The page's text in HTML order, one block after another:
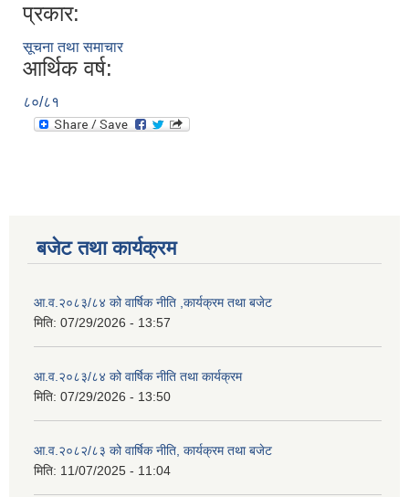
प्रकार:
सूचना तथा समाचार
आर्थिक वर्ष:
८०/८१
बजेट तथा कार्यक्रम
आ.व.२०८३/८४ को वार्षिक नीति ,कार्यक्रम तथा बजेट
मिति: 07/29/2026 - 13:57
आ.व.२०८३/८४ को वार्षिक नीति तथा कार्यक्रम
मिति: 07/29/2026 - 13:50
आ.व.२०८२/८३ को वार्षिक नीति, कार्यक्रम तथा बजेट
मिति: 11/07/2025 - 11:04